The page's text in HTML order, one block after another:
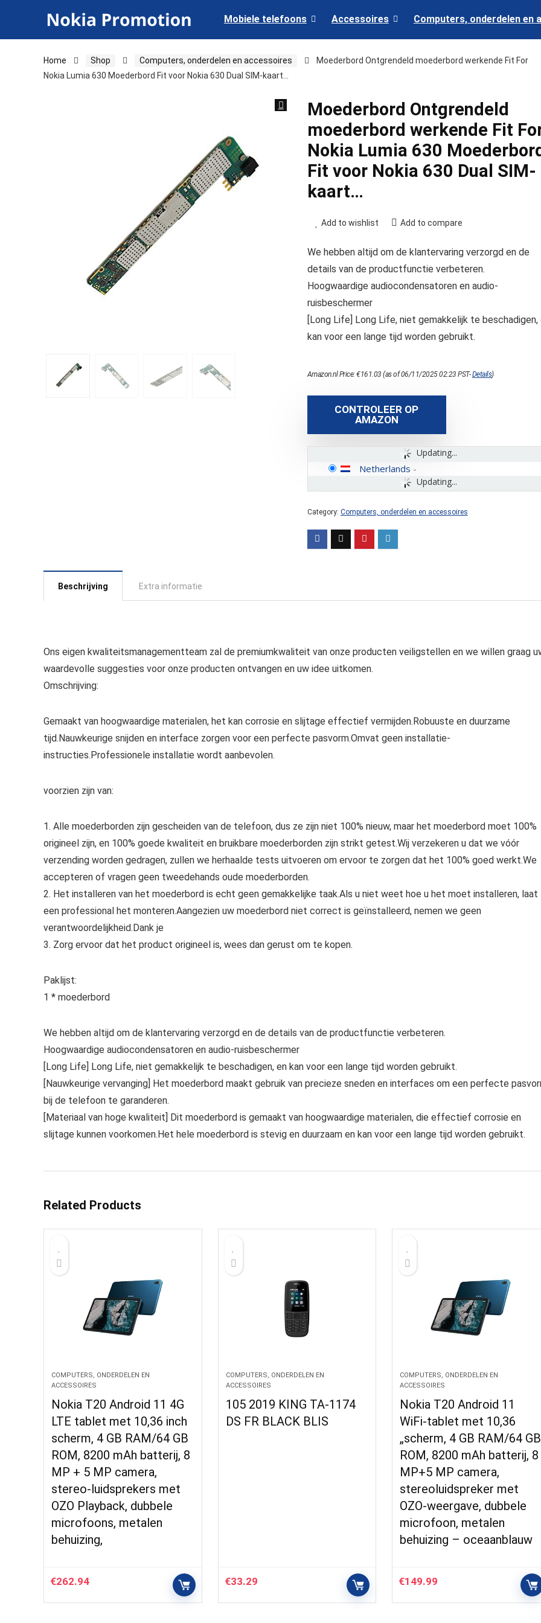
Mobiele telefoons Accessoires Computers, onderdelen en
Home Shop Computers, onderdelen en accessoires
Moederbord Ontgrendeld moederbord werkende Fit For
Nokia Lumia 630 Moederbord Fit voor Nokia 630 Dual SIM-kaart…
Moederbord Ontgrendeld
moederbord werkende Fit
Nokia Lumia 630
Fit voor Nokia 630 Dual SIM-
kaart…
Add to wishlist Add to compare
We hebben altijd om de klantervaring verzorgd en de
details van de productfunctie verbeteren.
Hoogwaardige audiocondensatoren en audio-
ruisbeschermer
[Long Life] Long Life, niet gemakkelijk te beschadigen,
kan voor een lange tijd worden gebruikt.
Amazon.nl Price:€161.03 (as of 06/11/2025 02:23 PST-Details)
CONTROLEER OP
AMAZON
Updating...
Updating...
Netherlands -
Category: Computers, onderdelen en accessoires
Beschrijving Extra informatie
Ons eigen kwaliteitsmanagementteam zal de premiumkwaliteit van onze producten veiligstellen en we willen graag
waardevolle suggesties voor onze producten ontvangen en uw idee uitkomen.
Omschrijving:
Gemaakt van hoogwaardige materialen, het kan corrosie en slijtage effectief vermijden.Robuuste en duurzame
tijd.Nauwkeurige snijden en interface zorgen voor een perfecte pasvorm.Omvat geen installatie-
instructies.Professionele installatie wordt aanbevolen.
voorzien zijn van:
1. Alle moederborden zijn gescheiden van de telefoon, dus ze zijn niet 100% nieuw, maar het moederbord moet 100%
origineel zijn, en 100% goede kwaliteit en bruikbare moederborden zijn strikt getest.Wij verzekeren u dat we vóór
verzending worden gedragen, zullen we herhaalde tests uitvoeren om ervoor te zorgen dat het 100% goed werkt.We
accepteren of vragen geen tweedehands oude moederborden.
2. Het installeren van het moederbord is echt geen gemakkelijke taak.Als u niet weet hoe u het moet installeren, laat
een professional het monteren.Aangezien uw moederbord niet correct is geïnstalleerd, nemen we geen
verantwoordelijkheid.Dank je
3. Zorg ervoor dat het product origineel is, wees dan gerust om te kopen.
Paklijst:
1 * moederbord
We hebben altijd om de klantervaring verzorgd en de details van de productfunctie verbeteren.
Hoogwaardige audiocondensatoren en audio-ruisbeschermer
[Long Life] Long Life, niet gemakkelijk te beschadigen, en kan voor een lange tijd worden gebruikt.
[Nauwkeurige vervanging] Het moederbord maakt gebruik van precieze sneden en interfaces om een ​​perfecte
bij de telefoon te garanderen.
[Materiaal van hoge kwaliteit] Dit moederbord is gemaakt van hoogwaardige materialen, die effectief corrosie en
slijtage kunnen voorkomen.Het hele moederbord is stevig en duurzaam en kan voor een lange tijd worden gebruikt.
Related Products
COMPUTERS, ONDERDELEN EN
ACCESSOIRES
Nokia T20 Android 11 4G
LTE tablet met 10,36 inch
scherm, 4 GB RAM/64 GB
ROM, 8200 mAh batterij, 8
MP + 5 MP camera,
stereo-luidsprekers met
OZO Playback, dubbele
microfoons, metalen
behuizing,
€262.94
COMPUTERS, ONDERDELEN EN
ACCESSOIRES
105 2019 KING TA-1174
DS FR BLACK BLIS
€33.29
COMPUTERS, ONDERDELEN EN
ACCESSOIRES
Nokia T20 Android 11
WiFi-tablet met 10,36
„scherm, 4 GB RAM/64 GB
ROM, 8200 mAh batterij, 8
MP+5 MP camera,
stereoluidspreker met
OZO-weergave, dubbele
microfoon, metalen
behuizing – oceaanblauw
€149.99